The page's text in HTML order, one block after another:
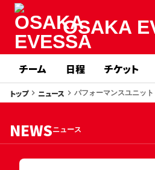
OSAKA
チーム 日程 チケット
トップkeyboard_arrow_right ニュース keyboard_arrow_right パフォーマンスユニッ
NEWSニュース